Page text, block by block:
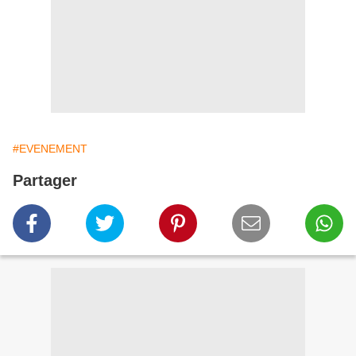
#EVENEMENT
Partager